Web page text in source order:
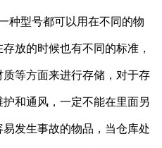
种型号都可以用在不同的物
放的时候也有不同的标准，
等方面来进行存储，对于存
和通风，一定不能在里面另
发生事故的物品，当仓库处